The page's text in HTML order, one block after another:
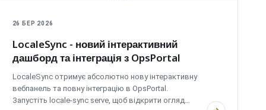
26 БЕР 2026
LocaleSync - новий інтерактивний
дашборд та інтеграція з OpsPortal
LocaleSync отримує абсолютно нову інтерактивну
вебпанель та повну інтеграцію в OpsPortal.
Запустіть locale-sync serve, щоб відкрити огляд